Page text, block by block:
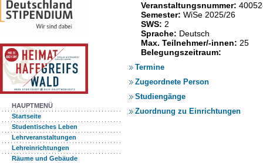
HAUPTMENÜ
Startseite
Studentisches Leben
Lehrveranstaltungen
Lehreinrichtungen
Räume und Gebäude
Veranstaltungsnummer:
Semester: WiSe 2025/26
SWS: 2
Sprache: Deutsch
Max. Teilnehmer/-innen: 25
Belegungszeitraum:
Termine
Zugeordnete Person
Studiengänge
Zuordnung zu Einrichtungen